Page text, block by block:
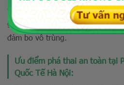
đạt chuẩn, đội ngũ bác sĩ giàu
giỏi; thiết bị máy móc hiện đại,
đảm bo vô trùng.
Ưu điểm phá thai an toàn tại
Quốc Tế Hà Nội: